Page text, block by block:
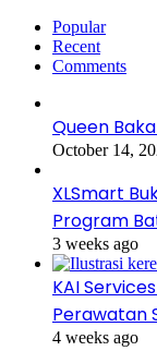
Popular
Recent
Comments
Queen
October 14,
XLSmart
Program
3 weeks ago
KAI
Perawatan
4 weeks ago